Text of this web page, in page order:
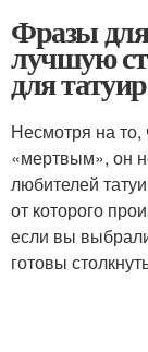
Фразы
лучшую
для
Несмотря на то,
«мертвым», он
любителей
от которого
если вы
готовы